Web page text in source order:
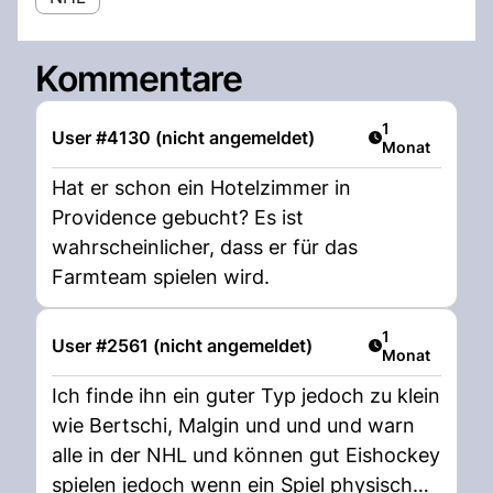
Kommentare
User #4130 (nicht angemeldet) Artikel
1
Monat
Hat er schon ein Hotelzimmer in
Providence gebucht? Es ist
wahrscheinlicher, dass er für das
Farmteam spielen wird.
User #2561 (nicht angemeldet) Artikel
1
Monat
Ich finde ihn ein guter Typ jedoch zu klein
wie Bertschi, Malgin und und und warn
alle in der NHL und können gut Eishockey
spielen jedoch wenn ein Spiel physisch